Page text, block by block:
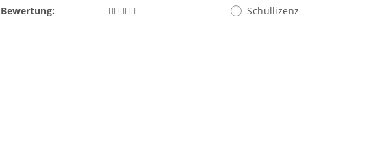
Bewertung:
Schullizenz